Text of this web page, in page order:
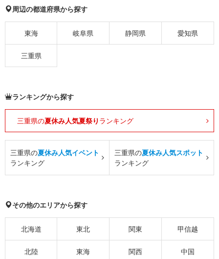
周辺の都道府県から探す
東海 岐阜県 静岡県 愛知県
三重県
ランキングから探す
三重県の夏休み人気夏祭り ランキング
三重県の夏休み人気イベント
ランキング
三重県の夏休み人気スポット
ランキング
その他のエリアから探す
北海道 東北 関東 甲信越
北陸 東海 関西 中国